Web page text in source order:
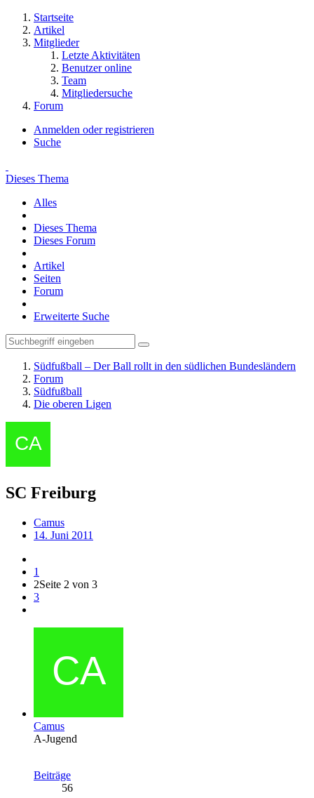
Startseite
Artikel
Mitglieder
Letzte Aktivitäten
Benutzer online
Team
Mitgliedersuche
Forum
Anmelden oder registrieren
Suche
Dieses Thema
Alles
Dieses Thema
Dieses Forum
Artikel
Seiten
Forum
Erweiterte Suche
Südfußball – Der Ball rollt in den südlichen Bundesländern
Forum
Südfußball
Die oberen Ligen
SC Freiburg
Camus
14. Juni 2011
1
2Seite 2 von 3
3
Camus
A-Jugend
Beiträge
56